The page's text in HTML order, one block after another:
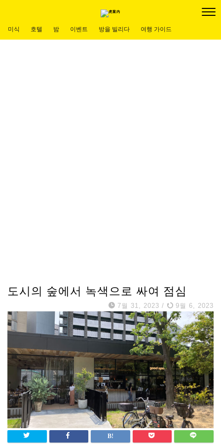
미식 호텔 밤 이벤트 방을 빌리다 여행 가이드
도시의 숲에서 녹색으로 싸여 점심
7월 31, 2023 / 9월 6, 2023